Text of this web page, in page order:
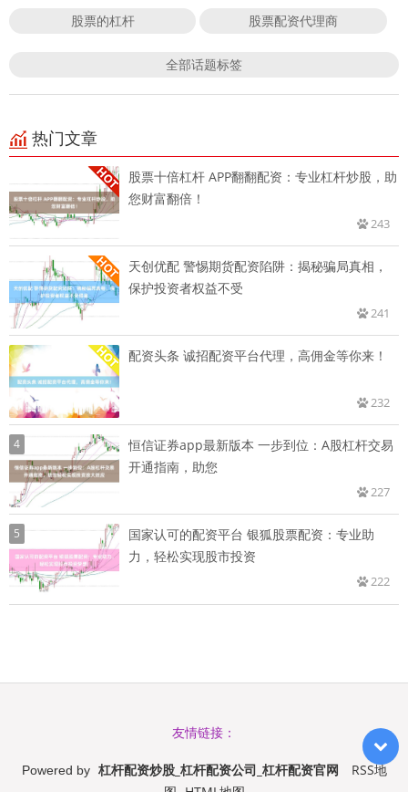
股票的杠杆 股票配资代理商
全部话题标签
热门文章
股票十倍杠杆 APP翻翻配资：专业杠杆炒股，助
您财富翻倍！
243
天创优配 警惕期货配资陷阱：揭秘骗局真相，
保护投资者权益不受
241
配资头条 诚招配资平台代理，高佣金等你来！
232
4
恒信证券app最新版本 一步到位：A股杠杆交易
开通指南，助您
227
5
国家认可的配资平台 银狐股票配资：专业助
力，轻松实现股市投资
222
友情链接：
Powered by 杠杆配资炒股_杠杆配资公司_杠杆配资官网
RSS地